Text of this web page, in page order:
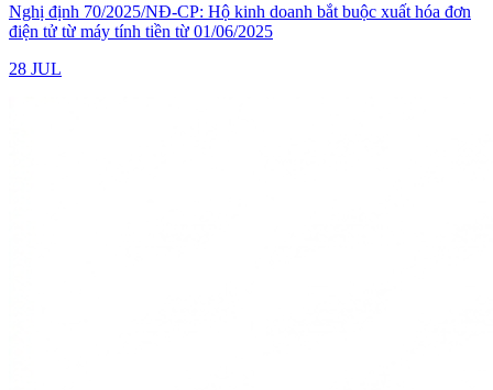
Nghị định 70/2025/NĐ-CP: Hộ kinh doanh bắt buộc xuất hóa đơn
điện tử từ máy tính tiền từ 01/06/2025
28 JUL